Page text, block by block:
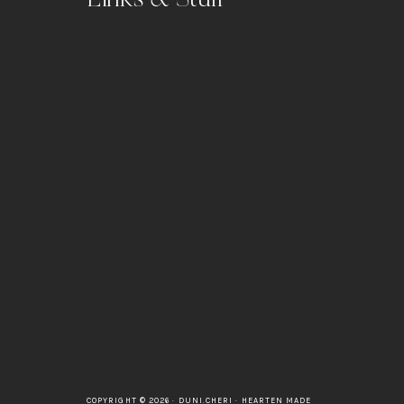
COPYRIGHT © 2026 · DUNI.CHERI · HEARTEN MADE